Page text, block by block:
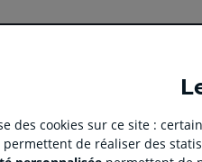
des cookies sur ce site :
permettent de réaliser des
AGRICOLE RELATION